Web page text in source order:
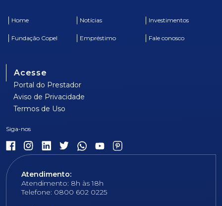
Home Notícias Investimentos
Fundação Copel Empréstimo Fale conosco
Acesse
Portal do Prestador
Aviso de Privacidade
Termos de Uso
Atendimento:
Atendimento: 8h às 18h
Telefone: 0800 602 0225